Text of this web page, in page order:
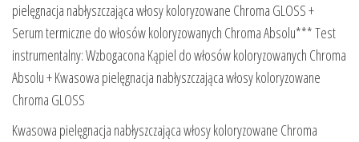
pielęgnacja nabłyszczająca włosy koloryzowane Chroma GLOSS +
Serum termiczne do włosów koloryzowanych Chroma Absolu*** Test
instrumentalny: Wzbogacona Kąpiel do włosów koloryzowanych Chroma
Absolu + Kwasowa pielęgnacja nabłyszczająca włosy koloryzowane
Chroma GLOSS
Kwasowa pielęgnacja nabłyszczająca włosy koloryzowane Chroma